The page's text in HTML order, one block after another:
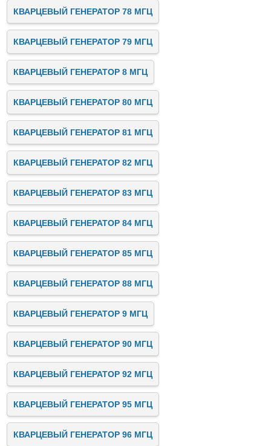
КВАРЦЕВЫЙ ГЕНЕРАТОР 78 МГЦ
КВАРЦЕВЫЙ ГЕНЕРАТОР 79 МГЦ
КВАРЦЕВЫЙ ГЕНЕРАТОР 8 МГЦ
КВАРЦЕВЫЙ ГЕНЕРАТОР 80 МГЦ
КВАРЦЕВЫЙ ГЕНЕРАТОР 81 МГЦ
КВАРЦЕВЫЙ ГЕНЕРАТОР 82 МГЦ
КВАРЦЕВЫЙ ГЕНЕРАТОР 83 МГЦ
КВАРЦЕВЫЙ ГЕНЕРАТОР 84 МГЦ
КВАРЦЕВЫЙ ГЕНЕРАТОР 85 МГЦ
КВАРЦЕВЫЙ ГЕНЕРАТОР 88 МГЦ
КВАРЦЕВЫЙ ГЕНЕРАТОР 9 МГЦ
КВАРЦЕВЫЙ ГЕНЕРАТОР 90 МГЦ
КВАРЦЕВЫЙ ГЕНЕРАТОР 92 МГЦ
КВАРЦЕВЫЙ ГЕНЕРАТОР 95 МГЦ
КВАРЦЕВЫЙ ГЕНЕРАТОР 96 МГЦ